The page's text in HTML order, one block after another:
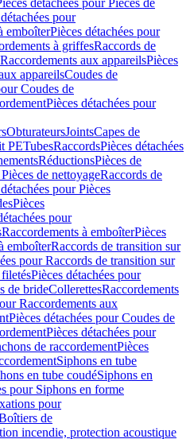
détachées pour Pièces de
pour
emboîterPièces détachées pour
à griffesRaccords de
Raccordements aux appareilsPièces
appareilsCoudes de
Coudes de
Pièces détachées pour
ObturateursJointsCapes de
PETubesRaccordsPièces détachées
RéductionsPièces de
de nettoyageRaccords de
pour Pièces
Pièces
pour
Raccordements à emboîterPièces
emboîterRaccords de transition sur
pour Raccords de transition sur
Pièces détachées pour
de brideCollerettesRaccordements
Raccordements aux
Pièces détachées pour Coudes de
Pièces détachées pour
de raccordementPièces
Siphons en tube
en tube coudéSiphons en
pour Siphons en forme
pour
de
incendie, protection acoustique